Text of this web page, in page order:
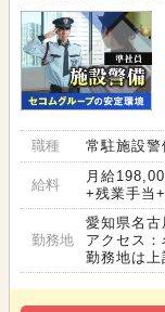
職種 常駐施設警
給料
月給
+残業手当
勤務地
愛知県名古
アクセス
勤務地は上